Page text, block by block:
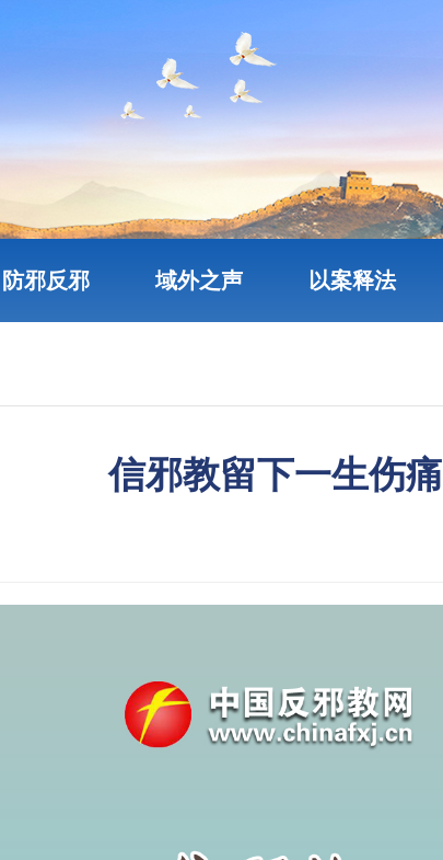
防邪反邪 域外之声 以案释法
信邪教留下一生伤痛